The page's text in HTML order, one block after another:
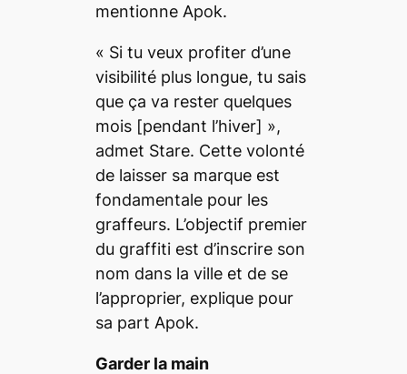
mentionne Apok.
« Si tu veux profiter d’une
visibilité plus longue, tu sais
que ça va rester quelques
mois[pendant l’hiver] »,
admet Stare. Cette volonté
de laisser sa marque est
fondamentale pour les
graffeurs. L’objectif premier
du graffiti est d’inscrire son
nom dans la ville et de se
l’approprier, explique pour
sa part Apok.
Garder la main